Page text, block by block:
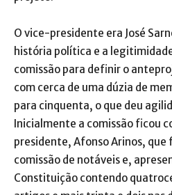
O vice-presidente era José
história política e a
comissão para definir o
com cerca de uma dúzia de
para cinquenta, o que deu
Inicialmente a comissão ficou
presidente, Afonso Arinos, que
comissão de notáveis e,
Constituição contendo